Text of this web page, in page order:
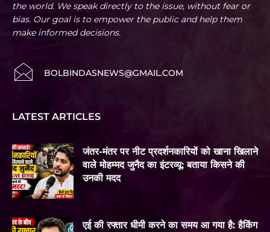
the world. We speak directly to the issue, without fear or
bias. Our goal is to empower the public and help them
make informed decisions.
BOLBINDASNEWS@GMAIL.COM
LATEST ARTICLES
जंतर-मंतर पर नीट प्रदर्शनकारियों को खाना खिलाने
वाले मोहम्मद जुनैद का इंटरव्यू: बताया किसने की
उनकी मदद
एई की रफ्तार धीमी करने का समय आ गया है: हैकिंग